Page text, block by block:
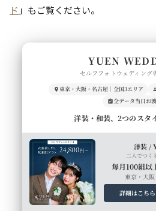
ド 」もご覧ください。
YUEN
セルフフォトウェディング
東京・大阪・名古屋｜全国3エリア
全データ当日お
洋装・和装、2つのスタ
洋装 /
二人でつく
毎月100組以
東京・大
詳細はこちら